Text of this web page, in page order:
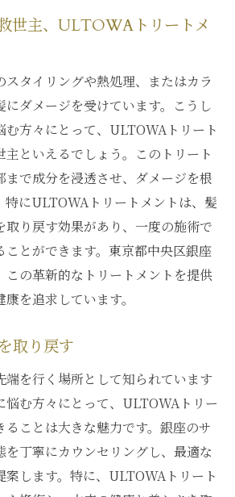
世主、ULTOWAトリートメ
スタイリングや熱処理、またはカラ
にダメージを受けています。こうし
む方々にとって、ULTOWAトリート
主といえるでしょう。このトリート
まで成分を浸透させ、ダメージを根
特にULTOWAトリートメントは、髪
取り戻す効果があり、一度の施術で
ことができます。東京都中央区銀座
この革新的なトリートメントを提供
を追求しています。
取り戻す
端を行く場所として知られています
悩む方々にとって、ULTOWAトリー
ることは大きな魅力です。銀座のサ
を丁寧にカウンセリングし、最適な
案します。特に、ULTOWAトリート